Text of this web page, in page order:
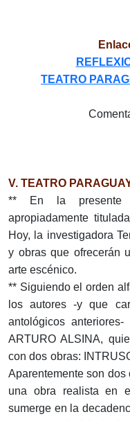
TEATRO
V. TEATRO
** En la presente
apropiadamente
Hoy, la investigadora
y obras que ofrecerán
arte escénico.
** Siguiendo el orden
los autores -y que
antológicos
ARTURO ALSINA,
con dos obras:
Aparentemente son
una obra realista en
sumerge en la